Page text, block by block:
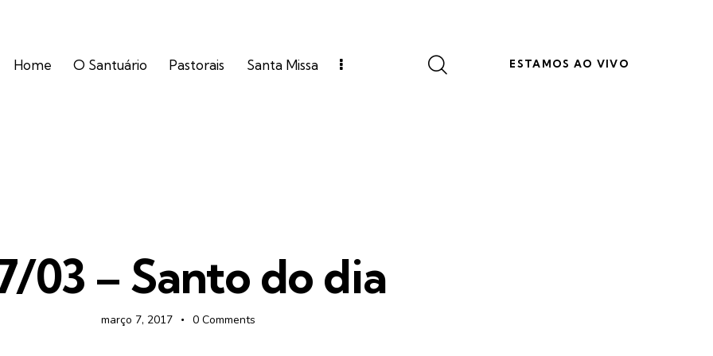
Home O Santuário Pastorais Santa Missa ESTAMOS AO VIVO
03 – Santo do dia
março 7, 2017 0 Comments